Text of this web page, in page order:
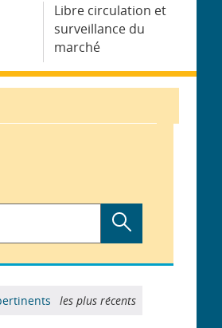
Libre circulation et
surveillance du
marché
les plus récents